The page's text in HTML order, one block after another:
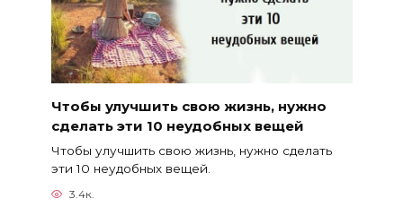
Чтобы улучшить свою жизнь, нужно
сделать эти 10 неудобных вещей
Чтобы улучшить свою жизнь, нужно сделать
эти 10 неудобных вещей.
3.4к.